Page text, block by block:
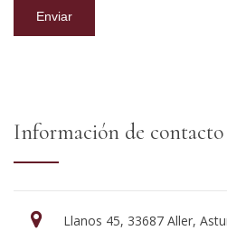
Información de contacto
Llanos 45, 33687 Aller,